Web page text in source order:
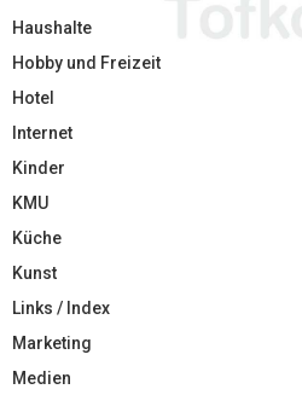
Haushalte
Hobby und Freizeit
Hotel
Internet
Kinder
KMU
Küche
Kunst
Links / Index
Marketing
Medien